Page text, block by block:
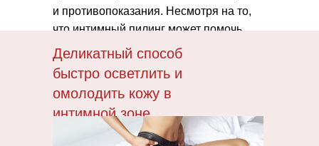
и противопоказания. Несмотря на то,
что интимный пилинг может помочь
улучшить качество кожи в области
интимных органов, он не должен быть
рассматриваем как единственное
решение проблем со здоровьем в этой
области.
Деликатный способ
быстро осветлить и
омолодить кожу в
интимной зоне.